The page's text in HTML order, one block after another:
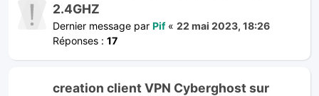
2.4GHZ
Dernier message par Pif« 22 mai 2023, 18:26
Réponses : 17
creation client VPN Cyberghost sur